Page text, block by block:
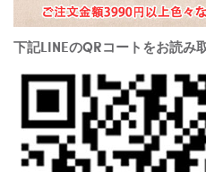
下記LINEのQRコートをお読み